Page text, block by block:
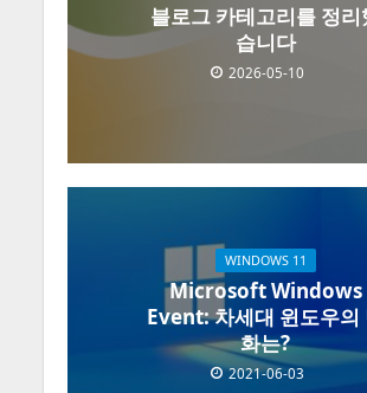
블로그 카테고리를 정리
습니다
2026-05-10
WINDOWS 11
Microsoft Windows
Event: 차세대 윈도우의
화는?
2021-06-03